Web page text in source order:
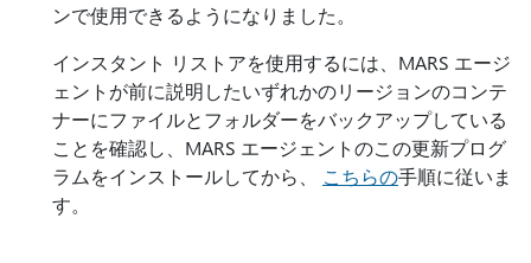
ンで使用できるようになりました。
インスタント リストアを使用するには、MARS エージ
ェントが前に説明したいずれかのリージョンのコンテ
ナーにファイルとフォルダーをバックアップしている
ことを確認し、MARS エージェントのこの更新プログ
ラムをインストールしてから、 こちらの手順に従いま
す。